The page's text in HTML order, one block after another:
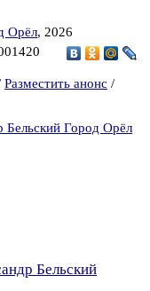
Орёл, 2026
Разместить анонс /
Бельский Город Орёл
Бельский